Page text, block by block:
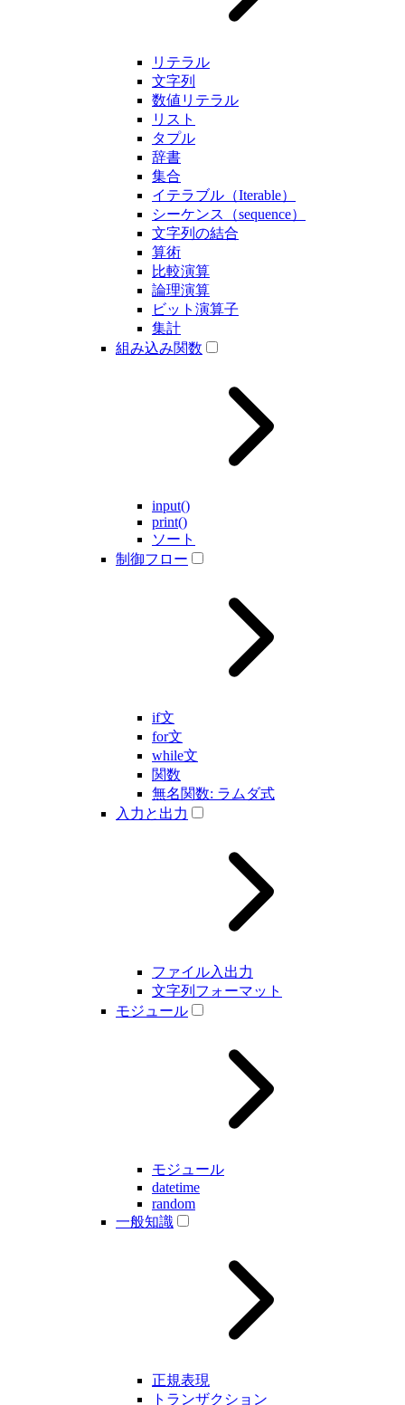
リテラル
文字列
数値リテラル
リスト
タプル
辞書
集合
イテラブル（Iterable）
シーケンス（sequence）
文字列の結合
算術
比較演算
論理演算
ビット演算子
集計
組み込み関数
input()
print()
ソート
制御フロー
if文
for文
while文
関数
無名関数: ラムダ式
入力と出力
ファイル入出力
文字列フォーマット
モジュール
モジュール
datetime
random
一般知識
正規表現
トランザクション